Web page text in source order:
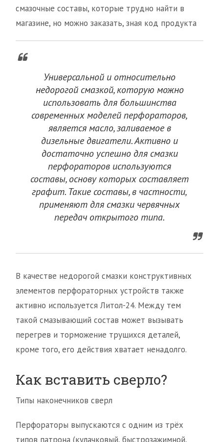
смазочные составы, которые трудно найти в
магазине, но можно заказать, зная код продукта
Универсальной и относительно
недорогой смазкой, которую можно
использовать для большинства
современных моделей перфораторов,
является масло, заливаемое в
дизельные двигатели. Активно и
достаточно успешно для смазки
перфораторов используются
составы, основу которых составляет
графит. Такие составы, в частности,
применяют для смазки червячных
передач открытого типа.
В качестве недорогой смазки конструктивных
элементов перфораторных устройств также
активно используется Литол-24. Между тем
такой смазывающий состав может вызывать
перегрев и торможение трущихся деталей,
кроме того, его действия хватает ненадолго.
Как вставить сверло?
Типы наконечников сверл
Перфораторы выпускаются с одним из трёх
типов патрона (кулачковый, быстрозажимной,